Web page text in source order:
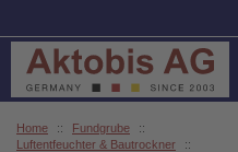
Home :: Fundgrube
::
Luftentfeuchter & Bautrockner
::